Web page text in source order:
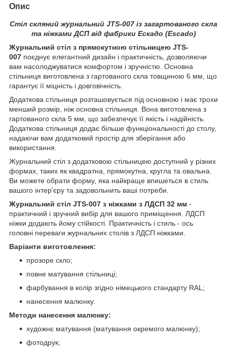
Опис
Стіл скляний журнальний JTS-007 із загартованого скла
та ніжками ДСП від фабрики Ескадо (Escado)
Журнальний стіл з прямокутною стільницею JTS-
007 поєднує елегантний дизайн і практичність, дозволяючи
вам насолоджуватися комфортом і зручністю. Основна
стільниця виготовлена з гартованого скла товщиною 6 мм, що
гарантує її міцність і довговічність.
Додаткова стільниця розташовується під основною і має трохи
менший розмір, ніж основна стільниця. Вона виготовлена з
гартованого скла 5 мм, що забезпечує її якість і надійність.
Додаткова стільниця додає більше функціональності до столу,
надаючи вам додатковий простір для зберігання або
використання.
Журнальний стіл з додатковою стільницею доступний у різних
формах, таких як квадратна, прямокутна, кругла та овальна.
Ви можете обрати форму, яка найкраще впишеться в стиль
вашого інтер'єру та задовольнить ваші потреби.
Журнальний стіл JTS-007 з ніжками з ЛДСП 32 мм -
практичний і зручний вибір для вашого приміщення. ЛДСП
ніжки додають йому стійкості. Практичність і стиль - ось
головні переваги журнальних столів з ЛДСП ніжками.
Варіанти виготовлення:
прозоре скло;
повне матування стільниці;
фарбування в колір згідно німецького стандарту RAL;
нанесення малюнку.
Методи нанесення малюнку:
художнє матування (матування окремого малюнку);
фотодрук;